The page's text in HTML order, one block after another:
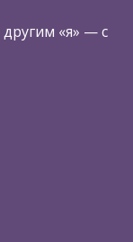
«я» — с